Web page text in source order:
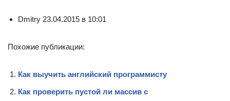
Dmitry 23.04.2015 в 10:01
Похожие публикации:
Как выучить английский программисту
Как проверить пустой ли массив c